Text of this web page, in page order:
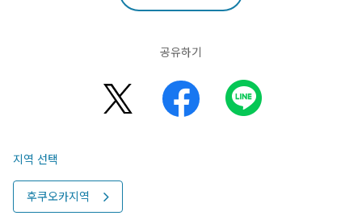
공유하기
지역 선택
후쿠오카지역